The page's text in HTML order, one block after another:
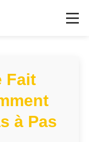
Fait
à Pas